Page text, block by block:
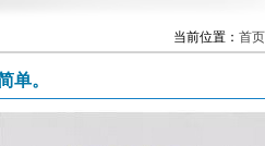
当前位置： 首页
单。